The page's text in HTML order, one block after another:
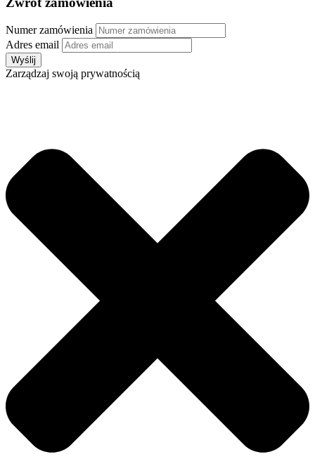
Numer zamówienia
Adres email
Zarządzaj swoją prywatnością